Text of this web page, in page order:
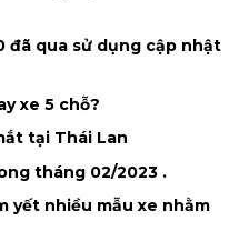
đã qua sử dụng cập nhật
xe 5 chỗ?
tại Thái Lan
tháng 02/2023 .
yết nhiều mẫu xe nhằm